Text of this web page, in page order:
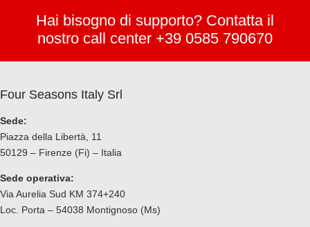
Hai bisogno di supporto? Contatta il
nostro call center +39 0585 790670
Four Seasons Italy Srl
Sede:
Piazza della Libertà, 11
50129 – Firenze (Fi) – Italia
Sede operativa:
Via Aurelia Sud KM 374+240
Loc. Porta – 54038 Montignoso (Ms)